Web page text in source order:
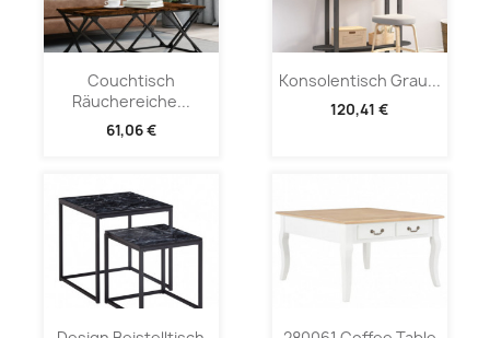
Couchtisch
Räuchereiche...
61,06 €
Konsolentisch Grau...
120,41 €